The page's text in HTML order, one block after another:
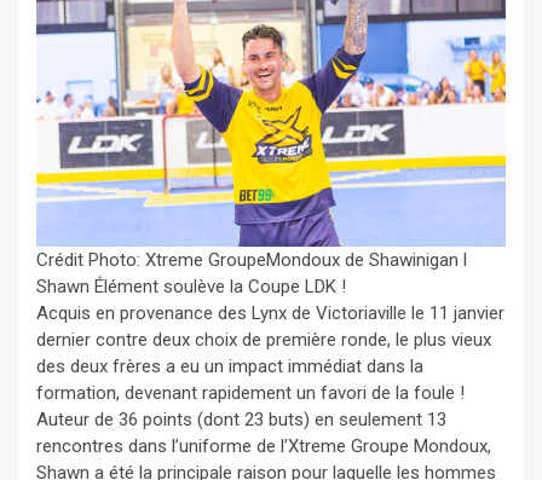
Crédit Photo: Xtreme GroupeMondoux de Shawinigan l
Shawn Élément soulève la Coupe LDK !
Acquis en provenance des Lynx de Victoriaville le 11 janvier
dernier contre deux choix de première ronde, le plus vieux
des deux frères a eu un impact immédiat dans la
formation, devenant rapidement un favori de la foule !
Auteur de 36 points (dont 23 buts) en seulement 13
rencontres dans l’uniforme de l’Xtreme Groupe Mondoux,
Shawn a été la principale raison pour laquelle les hommes